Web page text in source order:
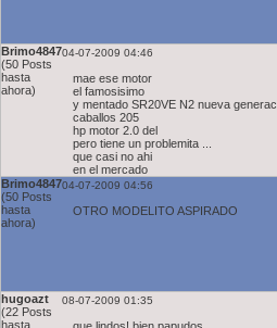
Brimo4847
(50 Posts
hasta
ahora)
04-07-2009 04:46
mae ese motor
el famosisimo
y mentado SR20VE N2 nueva
caballos 205
hp motor 2.0 del
pero tiene un problemita ...
que casi no ahi
en el mercado
Brimo4847
(50 Posts
hasta
ahora)
04-07-2009 04:56
OTRO MODELITO ASPIRADO
hugoazt
(22 Posts
hasta
08-07-2009 01:35